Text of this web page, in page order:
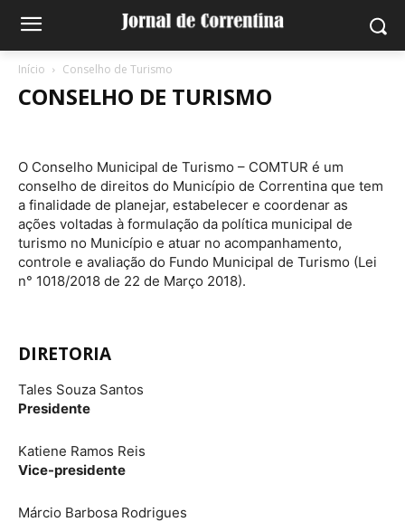
Início Conselho de Turismo
CONSELHO DE TURISMO
O Conselho Municipal de Turismo – COMTUR é um
conselho de direitos do Município de Correntina que tem
a finalidade de planejar, estabelecer e coordenar as
ações voltadas à formulação da política municipal de
turismo no Município e atuar no acompanhamento,
controle e avaliação do Fundo Municipal de Turismo (Lei
n° 1018/2018 de 22 de Março 2018).
DIRETORIA
Tales Souza Santos
Presidente
Katiene Ramos Reis
Vice-presidente
Márcio Barbosa Rodrigues